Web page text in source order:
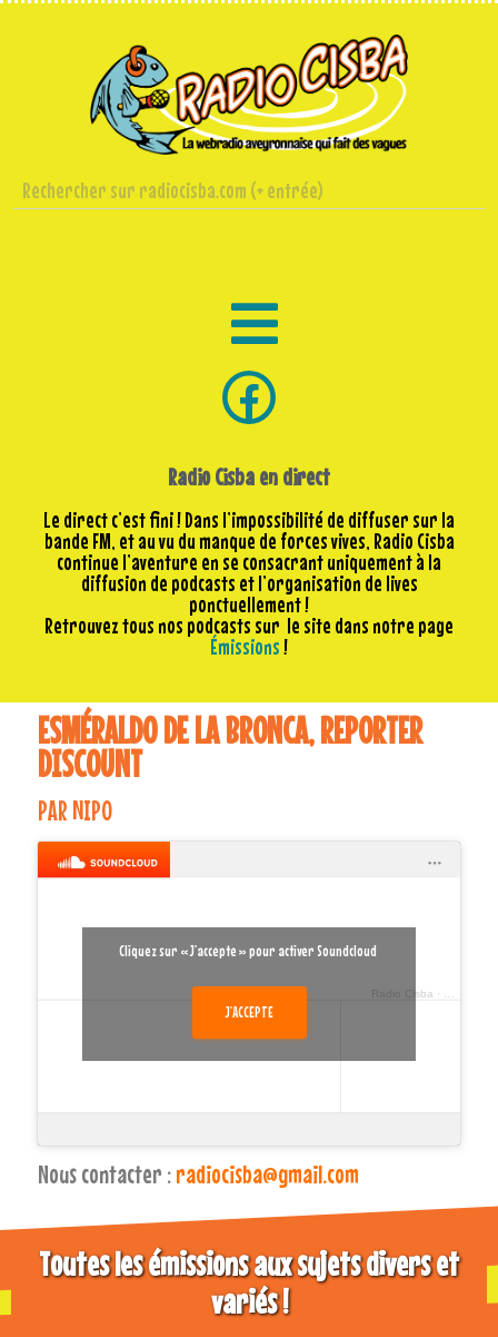
Radio Cisba en direct
Le direct c’est fini ! Dans l’impossibilité de diffuser sur la
bande FM, et au vu du manque de forces vives, Radio Cisba
continue l’aventure en se consacrant uniquement à la
diffusion de podcasts et l’organisation de lives
ponctuellement !
Retrouvez tous nos podcasts sur le site dans notre page
Émissions!
ESMÉRALDO DE LA BRONCA, REPORTER
DISCOUNT
PAR NIPO
Radio Cisba ·
Cliquez sur « J’accepte » pour activer Soundcloud
J’ACCEPTE
Nous contacter :radiocisba@gmail.com
Toutes les émissions aux sujets divers et
variés !